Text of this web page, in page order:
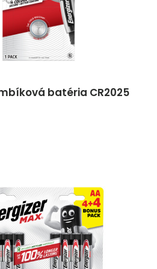
batéria CR2025